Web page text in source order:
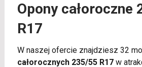
Opony całoroczne
R17
W naszej ofercie znajdziesz 32
całorocznych 235/55 R17w